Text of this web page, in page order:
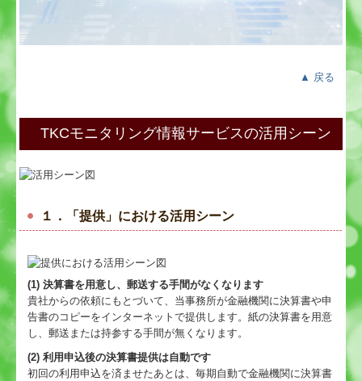
▲ 戻る
TKCモニタリング情報サービスの活用シーン
１．「提供」における活用シーン
(1) 決算書を用意し、郵送する手間がなくなります
貴社からの依頼にもとづいて、当事務所が金融機関に決算書や申
告書のコピーをインターネットで提供します。紙の決算書を用意
し、郵送または持参する手間が無くなります。
(2) 利用申込後の決算書提供は自動です
初回の利用申込を済ませたあとは、毎期自動で金融機関に決算書